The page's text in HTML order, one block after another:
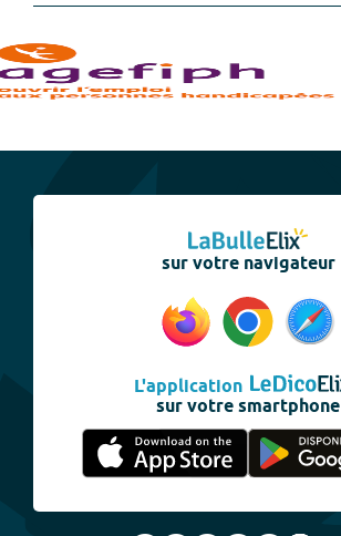
sur votre navigateur
L'application
sur votre smartphone